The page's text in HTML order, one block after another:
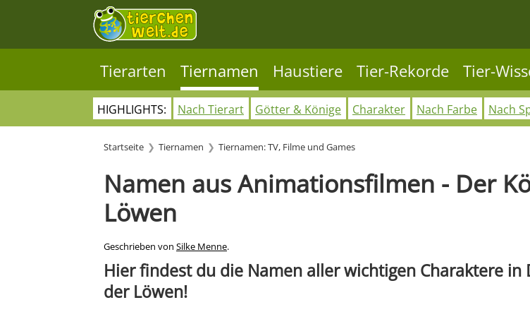
Tierarten Tiernamen Haustiere Tier-Rekorde Tier-
HIGHLIGHTS: Nach Tierart Götter & Könige Charakter Nach Farbe Nach
Startseite Tiernamen Tiernamen: TV, Filme und Games
Namen aus Animationsfilmen - Der
Löwen
Geschrieben von Silke Menne.
Hier findest du die Namen aller wichtigen Charaktere in
der Löwen!